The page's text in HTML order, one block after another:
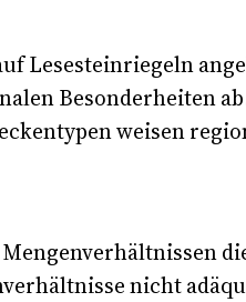
Lesesteinriegeln
Besonderheiten
weisen
nicht